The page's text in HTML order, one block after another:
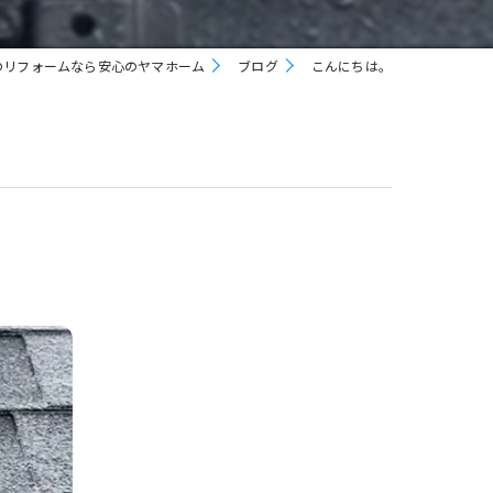
防水工事
フォームなら安心のヤマホーム ブログ こんにちは。